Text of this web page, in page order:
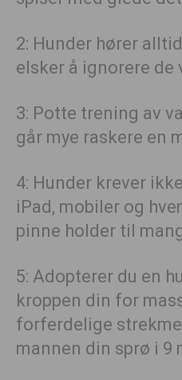
2: Hunder hører
elsker å ignorere de
3: Potte trening av
går mye raskere en
4: Hunder krever
iPad, mobiler og
pinne holder til
5: Adopterer du en
kroppen din for
forferdelige
mannen din sprø i 9